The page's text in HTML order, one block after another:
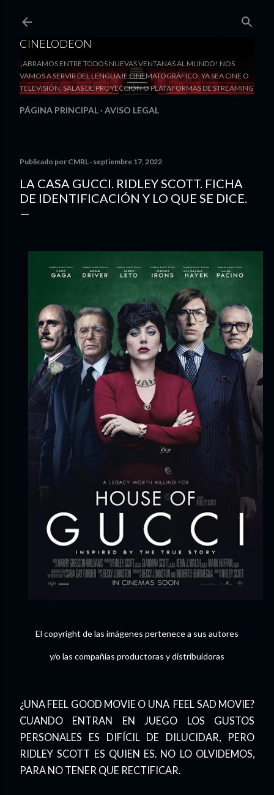
CINELODEON
¡ABRAMOS ENTRE TODOS NUEVAS VENTANAS AL MUNDO! NOS
VAMOS A SERVIR DEL LENGUAJE CINEMATOGRÁFICO, YA SEA CINE O
TELEVISIÓN, SALAS DE PROYECCIÓN O PLATAFORMAS DE STREAMING
PÁGINA PRINCIPAL AVISO LEGAL
Publicado por CMRL septiembre 17, 2022
LA CASA GUCCI. RIDLEY SCOTT. FICHA
DE IDENTIFICACIÓN Y LO QUE SE DICE.
El copyright de las imágenes pertenece a sus autores
y/o las compañías productoras y distribuidoras
¿UNA FEEL GOOD MOVIE O UNA FEEL SAD MOVIE?
CUANDO ENTRAN EN JUEGO LOS GUSTOS
PERSONALES ES DIFÍCIL DE DILUCIDAR, PERO
RIDLEY SCOTT ES QUIEN ES. NO LO OLVIDEMOS,
PARA NO TENER QUE RECTIFICAR.